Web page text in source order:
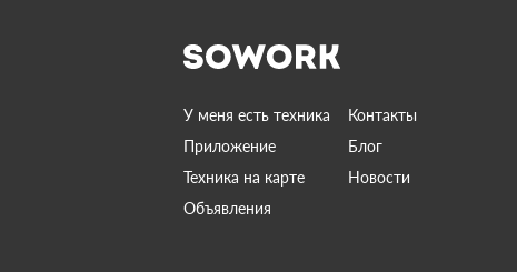
У меня есть техника
Контакты
Приложение
Блог
Техника на карте
Новости
Объявления